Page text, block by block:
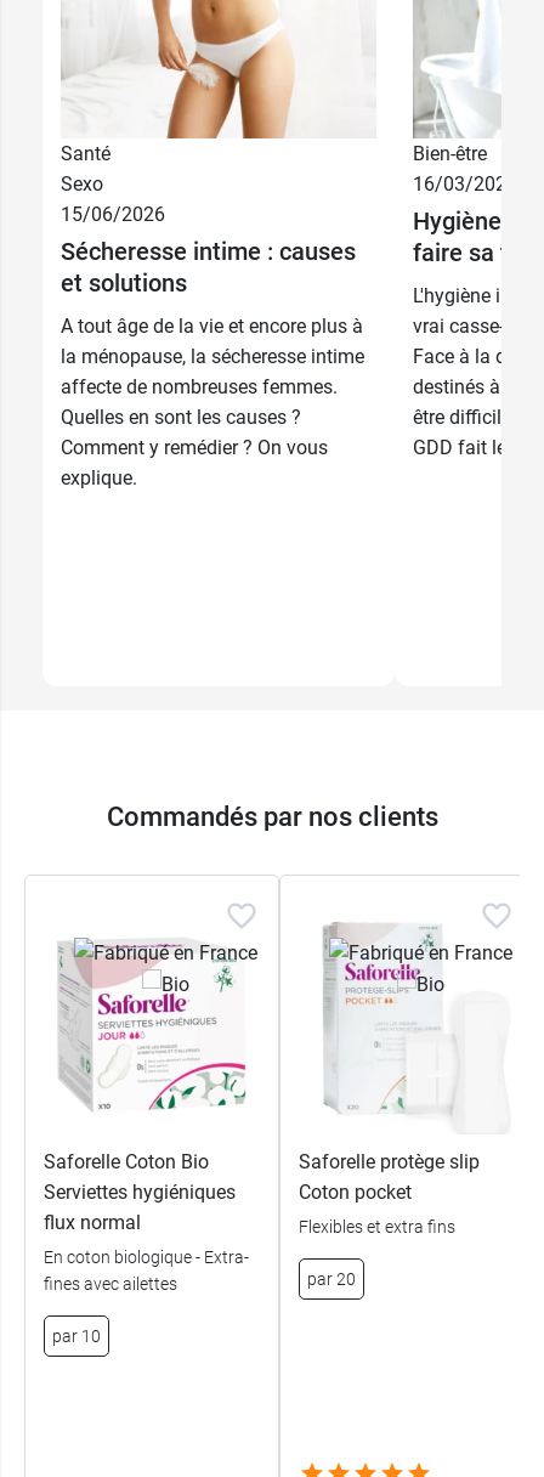
Santé
Sexo
15/06/2026
Sécheresse intime : causes
et solutions
A tout âge de la vie et encore plus à
la ménopause, la sécheresse intime
affecte de nombreuses femmes.
Quelles en sont les causes ?
Comment y remédier ? On vous
explique.
Bien-être
16/03/2026
Hygiène
faire sa
L'hygiène
vrai casse-tête
Face à la
destinés à la
être difficile de
GDD fait le
Commandés par nos clients
Saforelle Coton Bio
Serviettes hygiéniques
flux normal
En coton biologique - Extra-
fines avec ailettes
par 10
Saforelle protège slip
Coton pocket
Flexibles et extra fins
par 20